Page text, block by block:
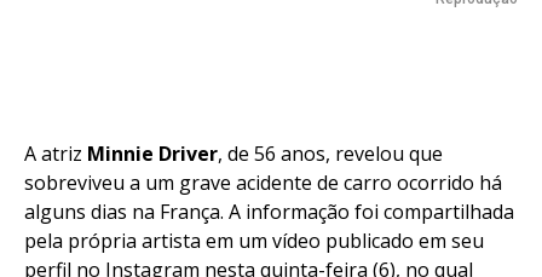
A atriz Minnie Driver, de 56 anos, revelou que
sobreviveu a um grave acidente de carro ocorrido há
alguns dias na França. A informação foi compartilhada
pela própria artista em um vídeo publicado em seu
perfil no Instagram nesta quinta-feira (6), no qual